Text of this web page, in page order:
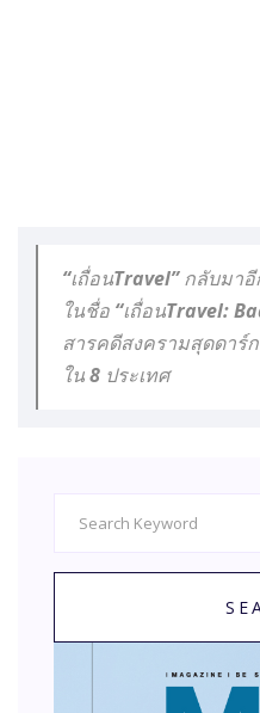
“เถื่อนTravel” กลับมา
ในชื่อ “เถื่อนTravel:
สารคดีสงครามสุดดาร์
ใน 8 ประเทศ